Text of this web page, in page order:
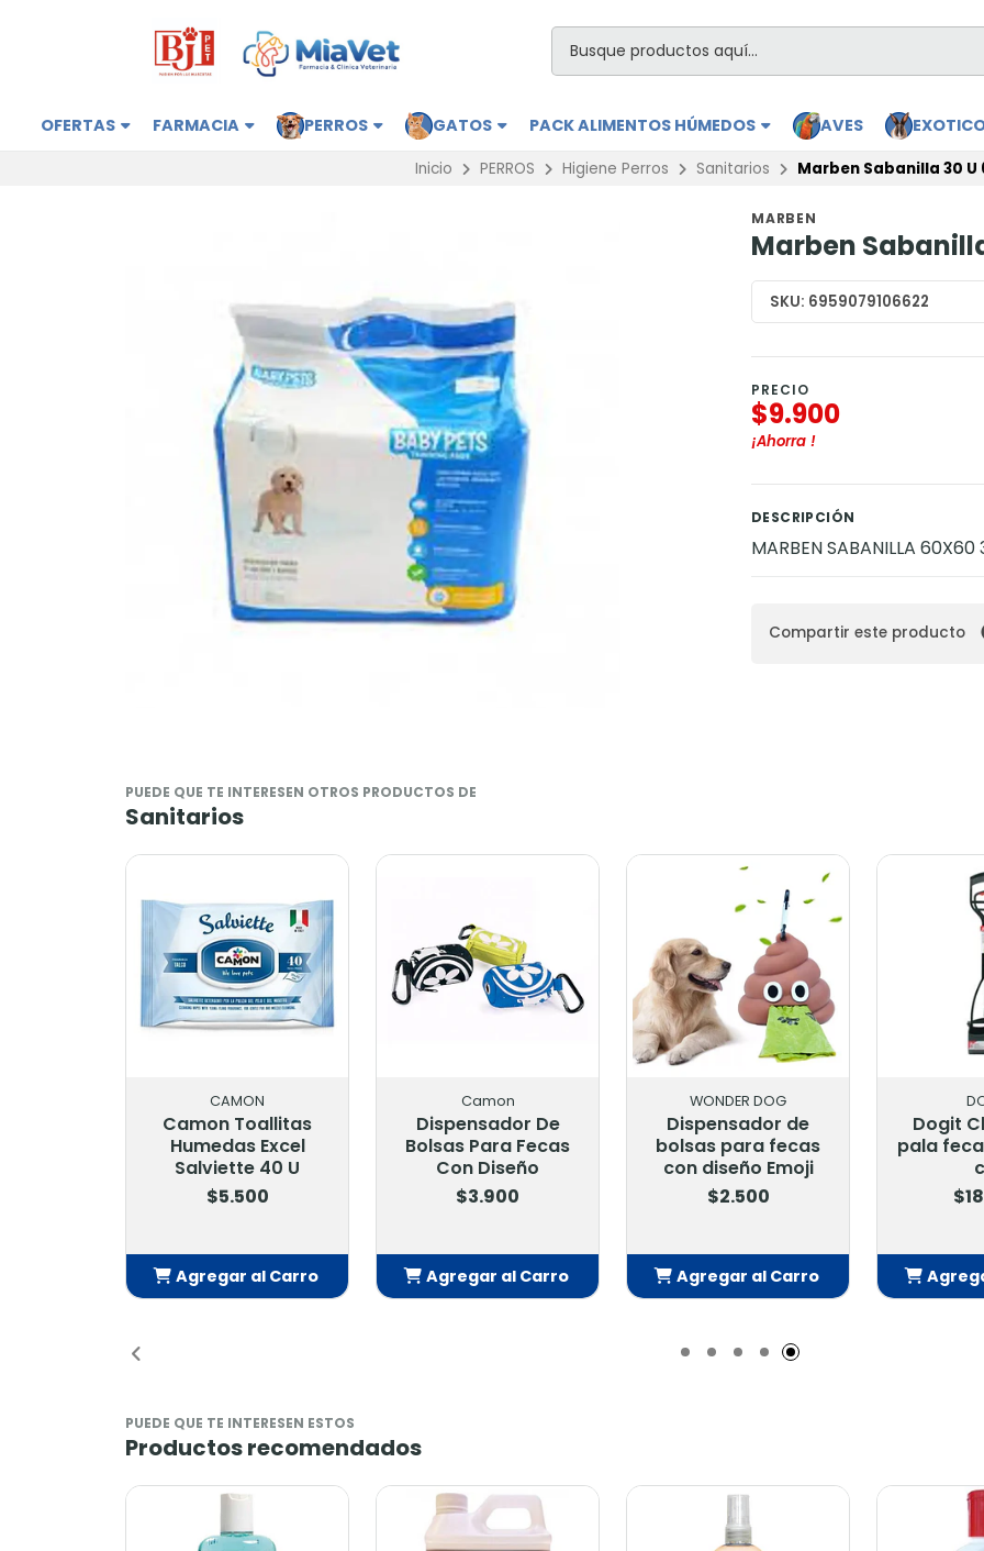
OFERTAS FARMACIA PERROS GATOS PACK ALIMENTOS HÚMEDOS AVES
Inicio PERROS Higiene Perros Sanitarios Marben Sabanilla 30 U
MARBEN
Marben
SKU: 6959079106622
PRECIO
$9.900
¡Ahorra !
DESCRIPCIÓN
MARBEN SABANILLA 60X60
Compartir este producto
PUEDE QUE TE INTERESEN OTROS PRODUCTOS DE
Sanitarios
POTTY PACH
Baño Ecológico para
Perro Mediano
$22.900
Agregar al Carro
MARBEN
Baño Perro Verde
Pequeño
$11.900
Agregar al Carro
BIOLINE
Bioline Puppy Pads
50 U 45x33 Cm
$8.900
Agregar al Carro
Camon
40
PUEDE QUE TE INTERESEN ESTOS
Productos recomendados